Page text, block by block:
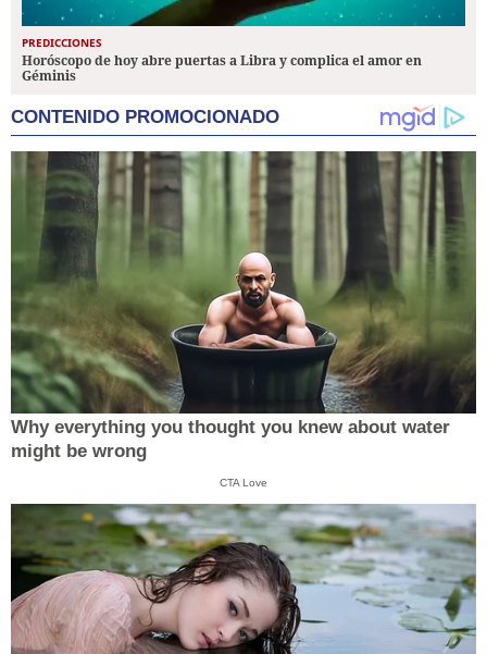
PREDICCIONES
Horóscopo de hoy abre puertas a Libra y complica el amor en
Géminis
CONTENIDO PROMOCIONADO
Why everything you thought you knew about water
might be wrong
CTA Love